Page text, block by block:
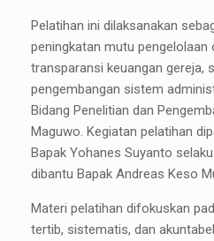
Pelatihan ini dilaksanakan
peningkatan mutu pengelolaan
transparansi keuangan gereja,
pengembangan sistem
Bidang Penelitian dan
Maguwo. Kegiatan pelatihan
Bapak Yohanes Suyanto
dibantu Bapak Andreas Keso
Materi pelatihan difokuskan
tertib, sistematis, dan